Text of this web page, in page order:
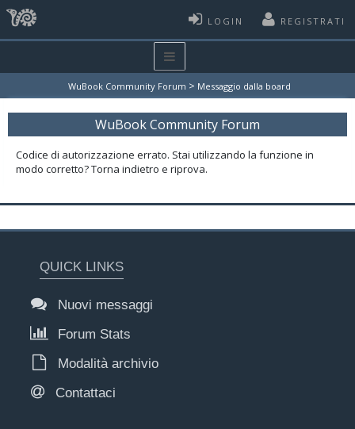
LOGIN REGISTRATI
WuBook Community Forum > Messaggio dalla board
WuBook Community Forum
Codice di autorizzazione errato. Stai utilizzando la funzione in
modo corretto? Torna indietro e riprova.
QUICK LINKS
Nuovi messaggi
Forum Stats
Modalità archivio
Contattaci